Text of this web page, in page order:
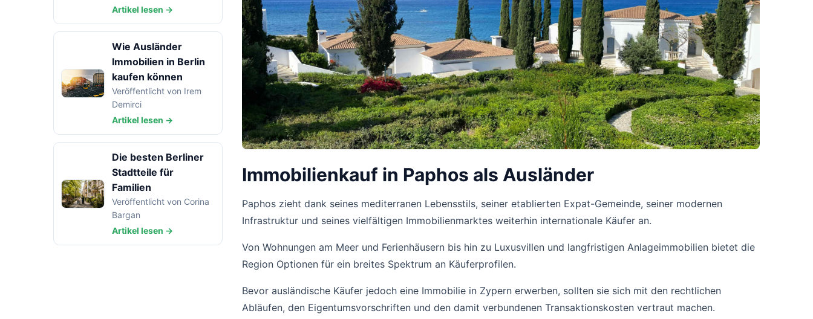
Immobilienkauf in Paphos als Ausländer
Paphos zieht dank seines mediterranen Lebensstils, seiner etablierten Expat-Gemeinde, seiner modernen
Infrastruktur und seines vielfältigen Immobilienmarktes weiterhin internationale Käufer an.
Von Wohnungen am Meer und Ferienhäusern bis hin zu Luxusvillen und langfristigen Anlageimmobilien bietet die
Region Optionen für ein breites Spektrum an Käuferprofilen.
Bevor ausländische Käufer jedoch eine Immobilie in Zypern erwerben, sollten sie sich mit den rechtlichen
Abläufen, den Eigentumsvorschriften und den damit verbundenen Transaktionskosten vertraut machen.
Artikel lesen →
Wie Ausländer
Immobilien in Berlin
kaufen können
Veröffentlicht von Irem
Demirci
Artikel lesen →
Die besten Berliner
Stadtteile für
Familien
Veröffentlicht von Corina
Bargan
Artikel lesen →